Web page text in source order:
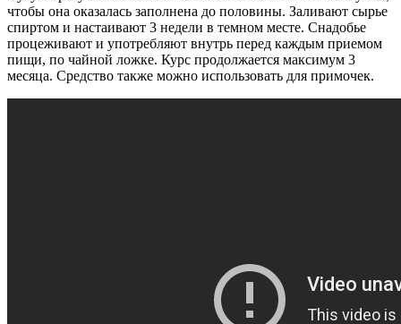
чтобы она оказалась заполнена до половины. Заливают сырье
спиртом и настаивают 3 недели в темном месте. Снадобье
процеживают и употребляют внутрь перед каждым приемом
пищи, по чайной ложке. Курс продолжается максимум 3
месяца. Средство также можно использовать для примочек.